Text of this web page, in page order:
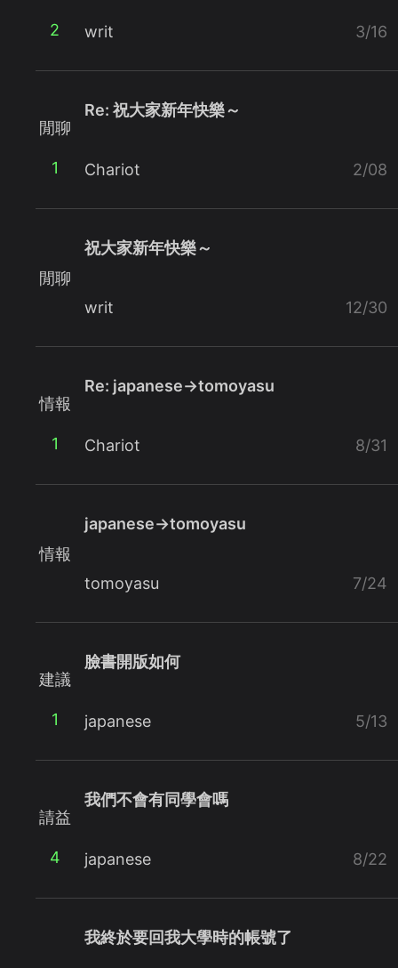
2 writ 3/16
閒聊
1
Re: 祝大家新年快樂～
Chariot 2/08
閒聊
祝大家新年快樂～
writ 12/30
情報
1
Re: japanese→tomoyasu
Chariot 8/31
情報
japanese→tomoyasu
tomoyasu 7/24
建議
1
臉書開版如何
japanese 5/13
請益
4
我們不會有同學會嗎
japanese 8/22
我終於要回我大學時的帳號了